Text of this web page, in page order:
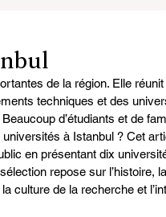
de la région. Elle réunit
techniques et des
d’étudiants et de
à Istanbul ? Cet
en présentant dix
repose sur l’histoire, la
culture de la recherche et